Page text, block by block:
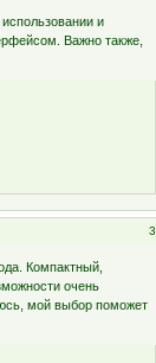
и
Важно также,
3
Компактный,
очень
мой выбор поможет